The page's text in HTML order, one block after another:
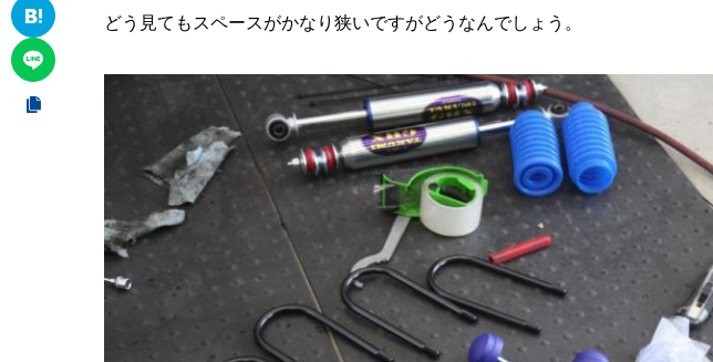
どう見てもスペースがかなり狭いですがどうなんでしょう。